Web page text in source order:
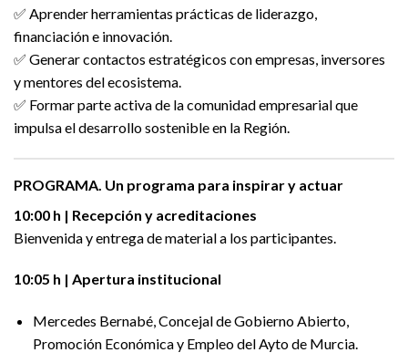
✅ Aprender herramientas prácticas de liderazgo,
financiación e innovación.
✅ Generar contactos estratégicos con empresas, inversores
y mentores del ecosistema.
✅ Formar parte activa de la comunidad empresarial que
impulsa el desarrollo sostenible en la Región.
PROGRAMA. Un programa para inspirar y actuar
10:00 h | Recepción y acreditaciones
Bienvenida y entrega de material a los participantes.
10:05 h | Apertura institucional
Mercedes Bernabé, Concejal de Gobierno Abierto,
Promoción Económica y Empleo del Ayto de Murcia.